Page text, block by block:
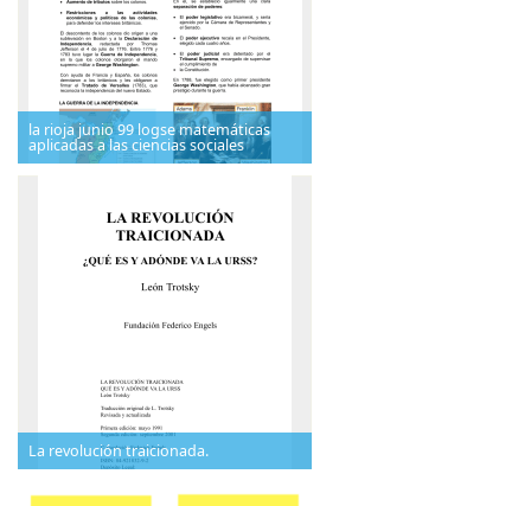
la rioja junio 99 logse matemáticas
aplicadas a las ciencias sociales
La revolución traicionada.